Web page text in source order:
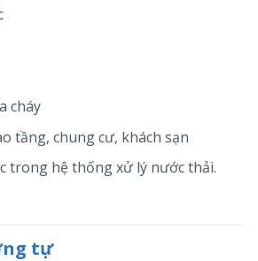
cháy
tầng, chung cư, khách sạn
trong hệ thống xử lý nước thải.
tự